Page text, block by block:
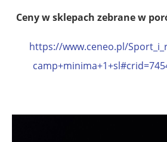
Ceny w sklepach zebrane w
https://www.ceneo.pl/